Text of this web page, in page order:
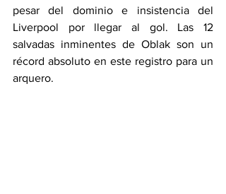
pesar del dominio e insistencia del
Liverpool por llegar al gol. Las 12
salvadas inminentes de Oblak son un
récord absoluto en este registro para un
arquero.